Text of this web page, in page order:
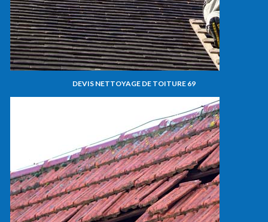
DEVIS NETTOYAGE DE TOITURE 69